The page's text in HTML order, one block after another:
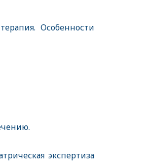
Особенности
экспертиза